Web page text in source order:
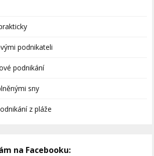
podnikateli
podnikání
sny
z pláže
na Facebooku: